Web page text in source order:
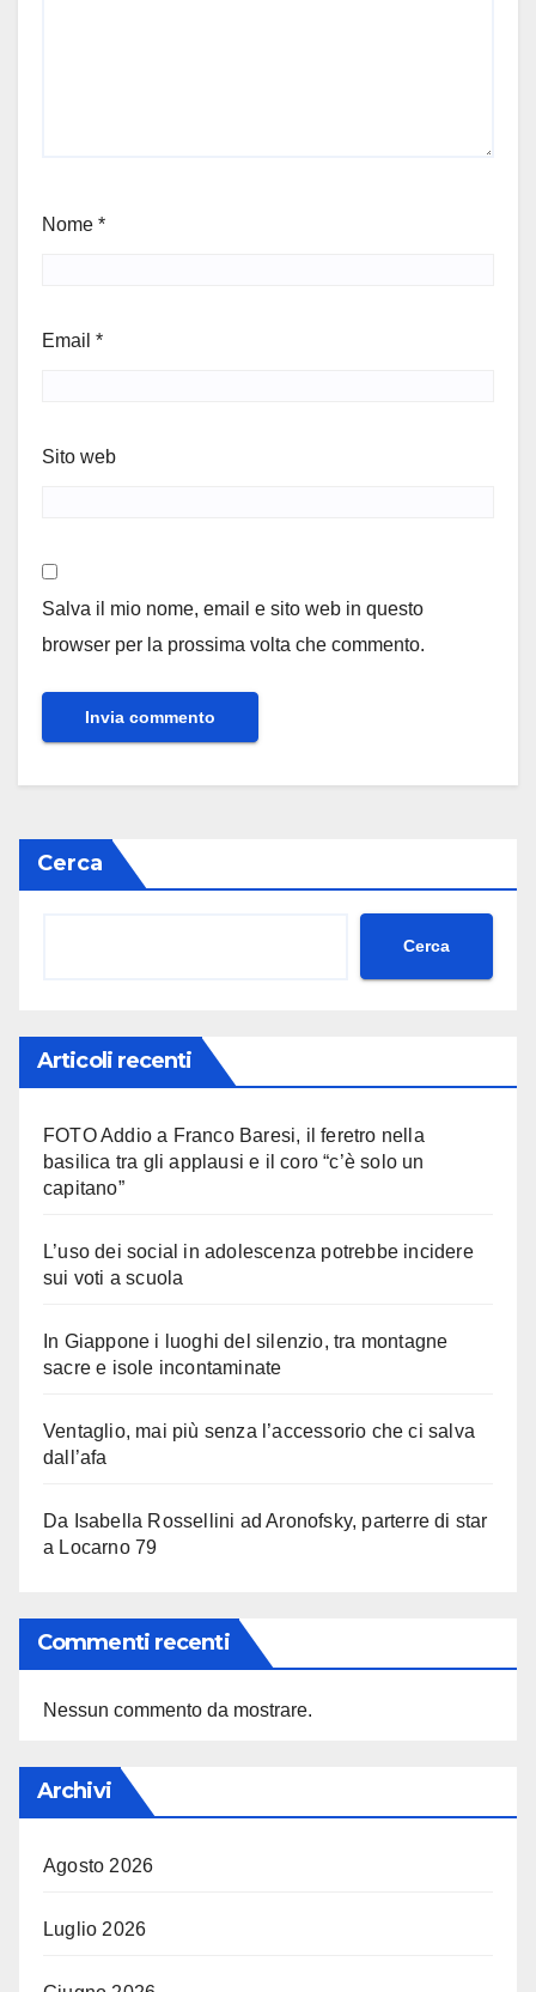
Nome *
Email *
Sito web
Salva il mio nome, email e sito web in questo
browser per la prossima volta che commento.
Cerca
Cerca
Articoli recenti
FOTO Addio a Franco Baresi, il feretro nella
basilica tra gli applausi e il coro “c’è solo un
capitano”
L’uso dei social in adolescenza potrebbe incidere
sui voti a scuola
In Giappone i luoghi del silenzio, tra montagne
sacre e isole incontaminate
Ventaglio, mai più senza l’accessorio che ci salva
dall’afa
Da Isabella Rossellini ad Aronofsky, parterre di star
a Locarno 79
Commenti recenti
Nessun commento da mostrare.
Archivi
Agosto 2026
Luglio 2026